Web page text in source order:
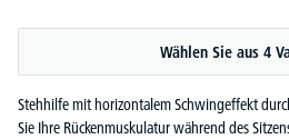
Wählen Sie aus 4
Stehhilfe mit horizontalem Schwingeffekt
Sie Ihre Rückenmuskulatur während des